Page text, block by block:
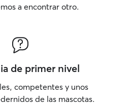
a encontrar otro.
de primer nivel
competentes y unos
de las mascotas.